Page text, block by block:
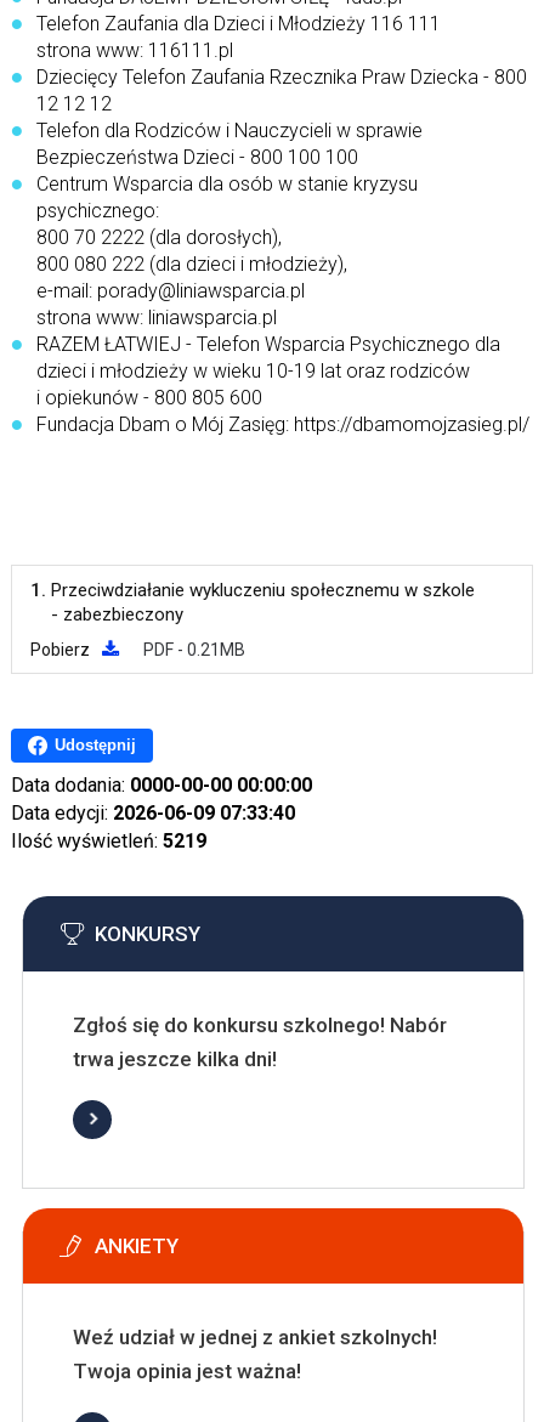
Telefon Zaufania dla Dzieci i Młodzieży 116 111
strona www: 116111.pl
Dziecięcy Telefon Zaufania Rzecznika Praw Dziecka - 800
12 12 12
Telefon dla Rodziców i Nauczycieli w sprawie
Bezpieczeństwa Dzieci - 800 100 100
Centrum Wsparcia dla osób w stanie kryzysu
psychicznego:
800 70 2222 (dla dorosłych),
800 080 222 (dla dzieci i młodzieży),
e-mail: porady@liniawsparcia.pl
strona www: liniawsparcia.pl
RAZEM ŁATWIEJ - Telefon Wsparcia Psychicznego dla
dzieci i młodzieży w wieku 10-19 lat oraz rodziców
i opiekunów - 800 805 600
Fundacja Dbam o Mój Zasięg: https://dbamomojzasieg.pl/
1. Przeciwdziałanie wykluczeniu społecznemu w szkole
- zabezbieczony
Pobierz PDF - 0.21MB
Udostępnij
Data dodania: 0000-00-00 00:00:00
Data edycji: 2026-06-09 07:33:40
Ilość wyświetleń: 5219
KONKURSY
Zgłoś się do konkursu szkolnego! Nabór
trwa jeszcze kilka dni!
ANKIETY
Weź udział w jednej z ankiet szkolnych!
Twoja opinia jest ważna!